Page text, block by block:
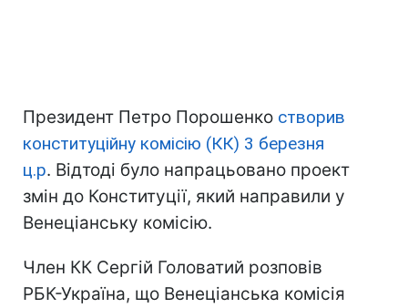
Президент Петро Порошенко створив
конституційну комісію (КК) 3 березня
ц.р. Відтоді було напрацьовано проект
змін до Конституції, який направили у
Венеціанську комісію.
Член КК Сергій Головатий розповів
РБК-Україна, що Венеціанська комісія